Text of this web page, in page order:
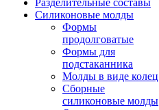
Разделительные составы
Силиконовые молды
Формы
продолговатые
Формы для
подстаканника
Молды в виде колец
Сборные
силиконовые молды